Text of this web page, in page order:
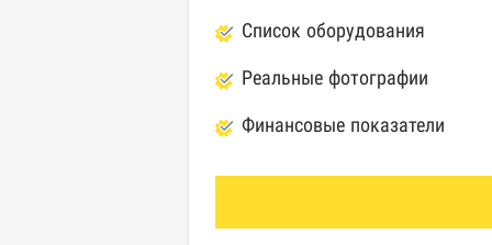
Список оборудования
Реальные фотографии
Финансовые показатели